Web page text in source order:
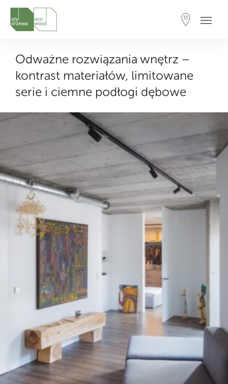
Odważne rozwiązania wnętrz –
kontrast materiałów, limitowane
serie i ciemne podłogi dębowe